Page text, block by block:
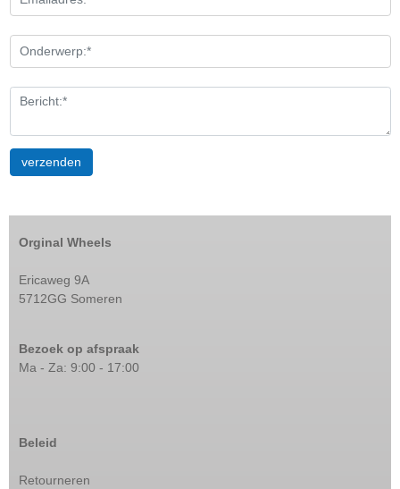
Orginal Wheels
Ericaweg 9A
5712GG Someren
Bezoek op afspraak
Ma - Za: 9:00 - 17:00
Beleid
Retourneren